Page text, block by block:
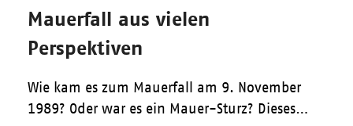
Mauerfall aus vielen
Perspektiven
Wie kam es zum Mauerfall am 9. November
1989? Oder war es ein Mauer-Sturz? Dieses…